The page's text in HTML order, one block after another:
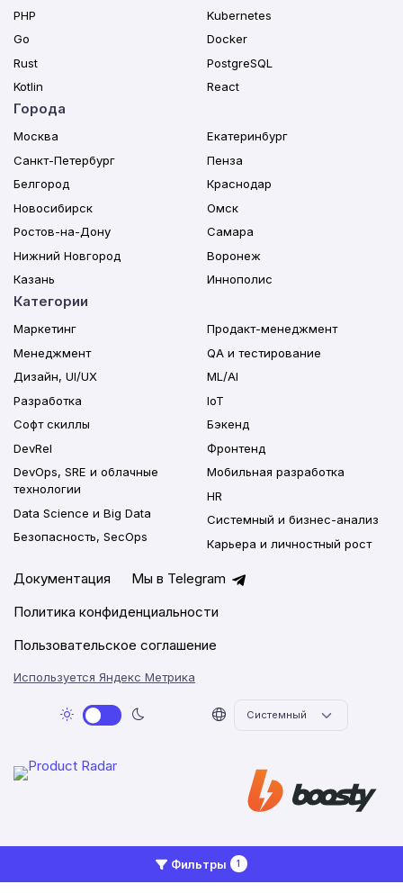
Фильтры 1
PHP
Go
Rust
Kotlin
Kubernetes
Docker
PostgreSQL
React
Города
Москва
Санкт-Петербург
Белгород
Новосибирск
Ростов-на-Дону
Нижний Новгород
Казань
Екатеринбург
Пенза
Краснодар
Омск
Самара
Воронеж
Иннополис
Категории
Маркетинг
Менеджмент
Дизайн, UI/UX
Разработка
Софт скиллы
DevRel
DevOps, SRE и облачные
технологии
Data Science и Big Data
Безопасность, SecOps
Продакт-менеджмент
QA и тестирование
ML/AI
IoT
Бэкенд
Фронтенд
Мобильная разработка
HR
Системный и бизнес-анализ
Карьера и личностный рост
Документация
Мы в Telegram
Политика конфиденциальности
Пользовательское соглашение
Используется Яндекс Метрика
2026 © Networkly.app